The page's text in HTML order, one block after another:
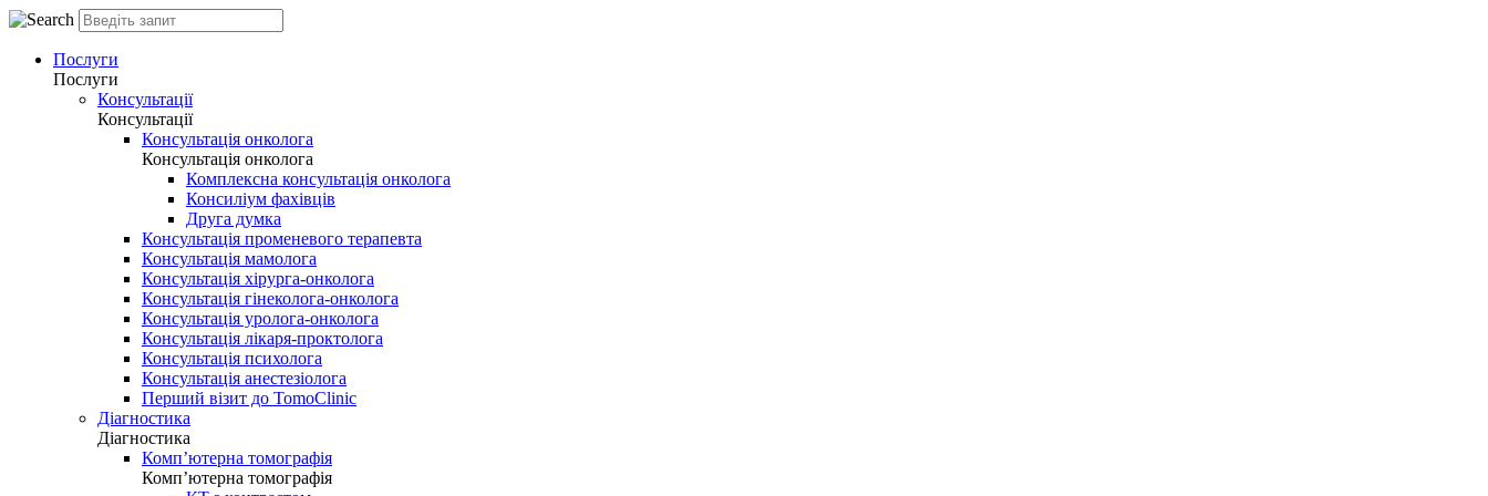
Послуги
Послуги
Консультації
Консультації
Консультація онколога
Консультація онколога
Комплексна консультація онколога
Консиліум фахівців
Друга думка
Консультація променевого терапевта
Консультація мамолога
Консультація хірурга-онколога
Консультація гінеколога-онколога
Консультація уролога-онколога
Консультація лікаря-проктолога
Консультація психолога
Консультація анестезіолога
Перший візит до TomoClinic
Діагностика
Діагностика
Комп’ютерна томографія
Комп’ютерна томографія